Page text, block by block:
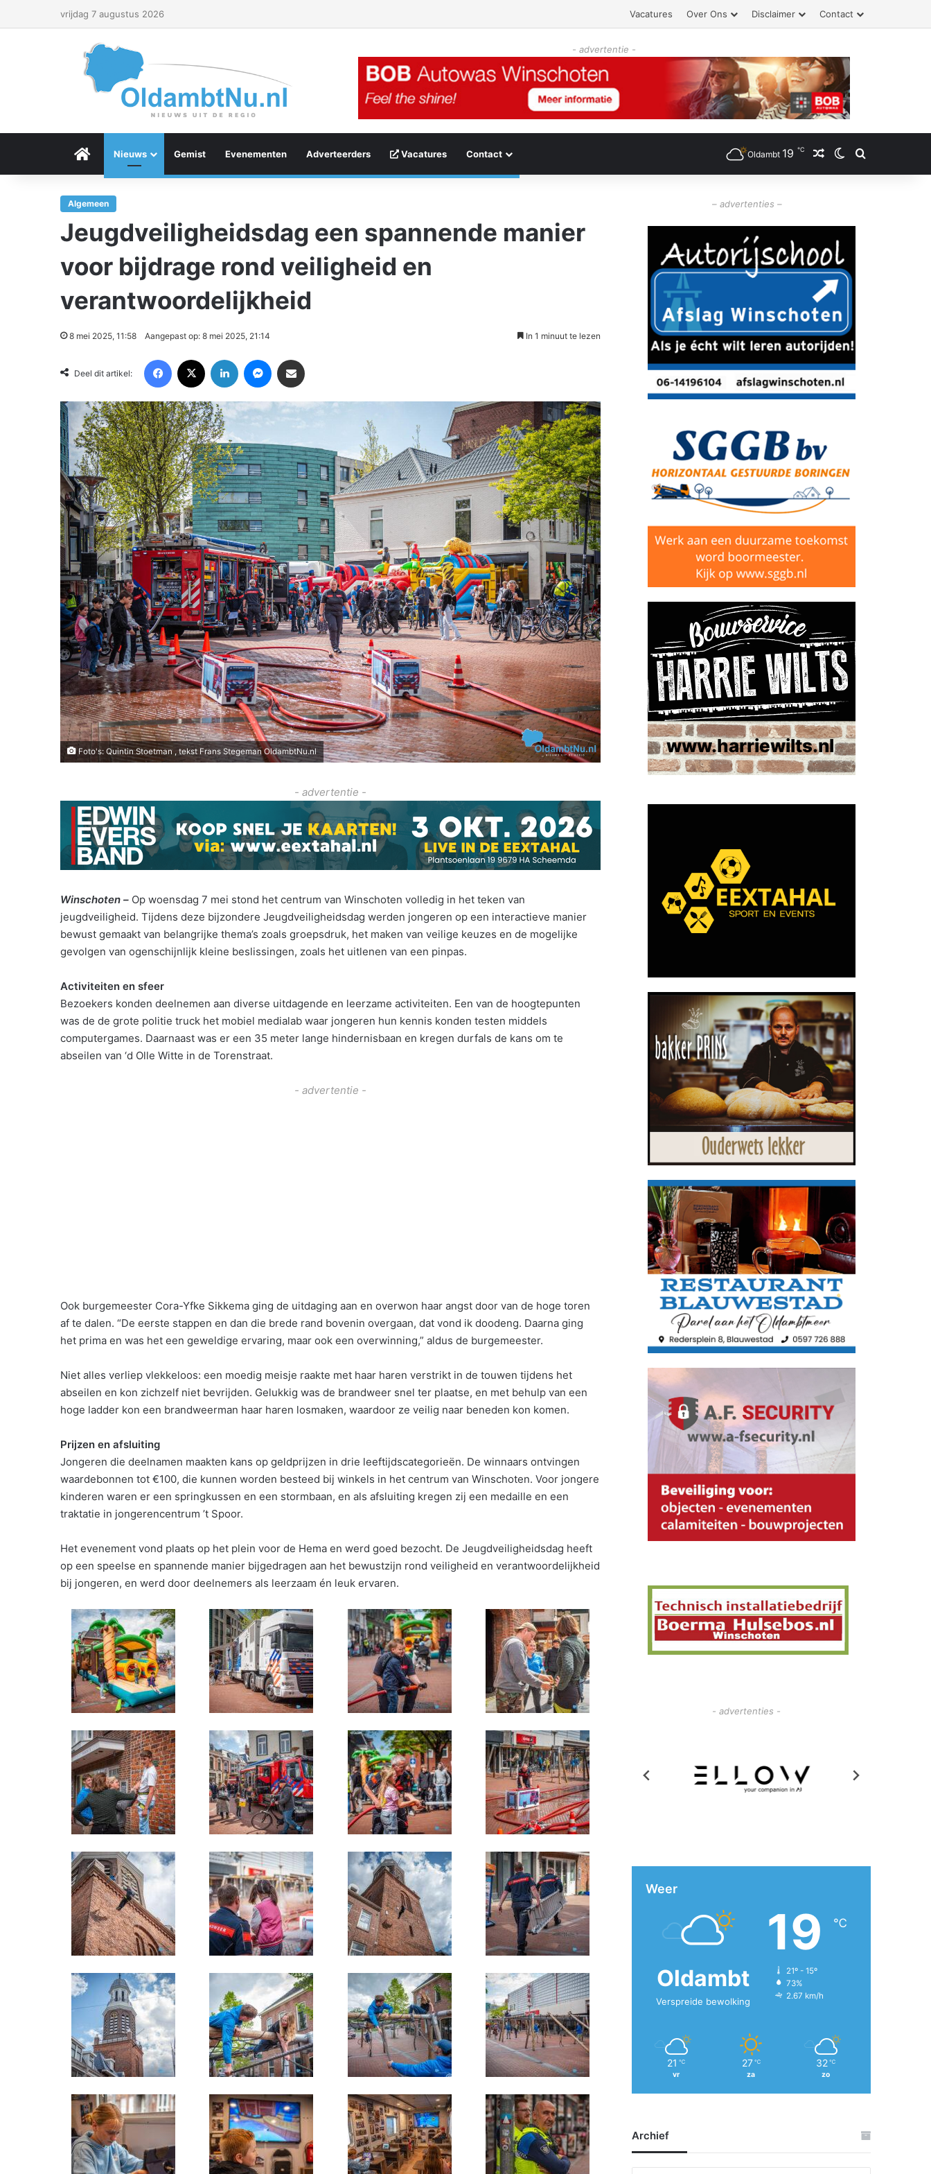
vrijdag 7 augustus 2026 Vacatures Over Ons Disclaimer Contact
- advertentie -
Menu Item
Nieuws Gemist Evenementen Adverteerders Vacatures Contact Oldambt 19 ℃ Willekeurig artikel
Switch skin
Zoeken
Algemeen
Jeugdveiligheidsdag een spannende manier
voor bijdrage rond veiligheid en
verantwoordelijkheid
8 mei 2025, 11:58 Aangepast op: 8 mei 2025, 21:14 In 1 minuut te lezen
Deel dit artikel:
Foto's: Quintin Stoetman , tekst Frans Stegeman OldambtNu.nl
- advertentie -
Winschoten – Op woensdag 7 mei stond het centrum van Winschoten volledig in het teken van
jeugdveiligheid. Tijdens deze bijzondere Jeugdveiligheidsdag werden jongeren op een interactieve manier
bewust gemaakt van belangrijke thema’s zoals groepsdruk, het maken van veilige keuzes en de mogelijke
gevolgen van ogenschijnlijk kleine beslissingen, zoals het uitlenen van een pinpas.
Activiteiten en sfeer
Bezoekers konden deelnemen aan diverse uitdagende en leerzame activiteiten. Een van de hoogtepunten
was de de grote politie truck het mobiel medialab waar jongeren hun kennis konden testen middels
computergames. Daarnaast was er een 35 meter lange hindernisbaan en kregen durfals de kans om te
abseilen van ‘d Olle Witte in de Torenstraat.
- advertentie -
Ook burgemeester Cora-Yfke Sikkema ging de uitdaging aan en overwon haar angst door van de hoge toren
af te dalen. “De eerste stappen en dan die brede rand bovenin overgaan, dat vond ik doodeng. Daarna ging
het prima en was het een geweldige ervaring, maar ook een overwinning,” aldus de burgemeester.
Niet alles verliep vlekkeloos: een moedig meisje raakte met haar haren verstrikt in de touwen tijdens het
abseilen en kon zichzelf niet bevrijden. Gelukkig was de brandweer snel ter plaatse, en met behulp van een
hoge ladder kon een brandweerman haar haren losmaken, waardoor ze veilig naar beneden kon komen.
Prijzen en afsluiting
Jongeren die deelnamen maakten kans op geldprijzen in drie leeftijdscategorieën. De winnaars ontvingen
waardebonnen tot €100, die kunnen worden besteed bij winkels in het centrum van Winschoten. Voor jongere
kinderen waren er een springkussen en een stormbaan, en als afsluiting kregen zij een medaille en een
traktatie in jongerencentrum ’t Spoor.
Het evenement vond plaats op het plein voor de Hema en werd goed bezocht. De Jeugdveiligheidsdag heeft
op een speelse en spannende manier bijgedragen aan het bewustzijn rond veiligheid en verantwoordelijkheid
bij jongeren, en werd door deelnemers als leerzaam én leuk ervaren.
– advertenties –
- advertenties -
Weer
Oldambt
Verspreide bewolking
19 ℃
21º - 15º
73%
2.67 km/h
21 ℃
vr
27 ℃
za
32 ℃
zo
Archief